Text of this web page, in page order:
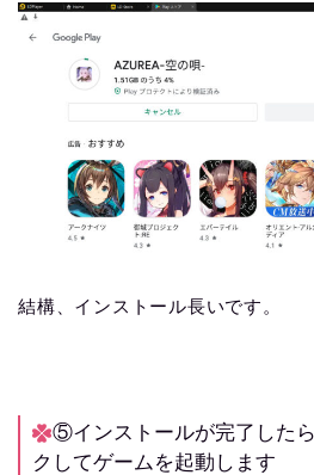
結構、インストール長いです。
⑤インストールが完了した
クしてゲームを起動します